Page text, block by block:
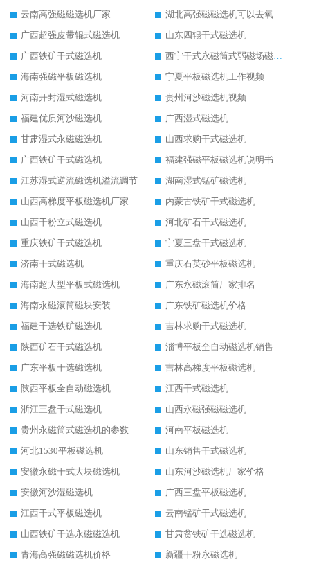
云南高强磁磁选机厂家
湖北高强磁磁选机可以去氧化铝
广西超强皮带辊式磁选机
山东四辊干式磁选机
广西铁矿干式磁选机
西宁干式永磁筒式弱磁场磁选机结构图
海南强磁平板磁选机
宁夏平板磁选机工作视频
河南开封湿式磁选机
贵州河沙磁选机视频
福建优质河沙磁选机
广西湿式磁选机
甘肃湿式永磁磁选机
山西求购干式磁选机
广西铁矿干式磁选机
福建强磁平板磁选机说明书
江苏湿式逆流磁选机溢流调节
湖南湿式锰矿磁选机
山西高梯度平板磁选机厂家
内蒙古铁矿干式磁选机
山西干粉立式磁选机
河北矿石干式磁选机
重庆铁矿干式磁选机
宁夏三盘干式磁选机
济南干式磁选机
重庆石英砂平板磁选机
海南超大型平板式磁选机
广东永磁滚筒厂家排名
海南永磁滚筒磁块安装
广东铁矿磁选机价格
福建干选铁矿磁选机
吉林求购干式磁选机
陕西矿石干式磁选机
淄博平板全自动磁选机销售
广东平板干选磁选机
吉林高梯度平板磁选机
陕西平板全自动磁选机
江西干式磁选机
浙江三盘干式磁选机
山西永磁强磁磁选机
贵州永磁筒式磁选机的参数
河南平板磁选机
河北1530平板磁选机
山东销售干式磁选机
安徽永磁干式大块磁选机
山东河沙磁选机厂家价格
安徽河沙湿磁选机
广西三盘平板磁选机
江西干式平板磁选机
云南锰矿干式磁选机
山西铁矿干选永磁磁选机
甘肃贫铁矿干选磁选机
青海高强磁磁选机价格
新疆干粉永磁选机